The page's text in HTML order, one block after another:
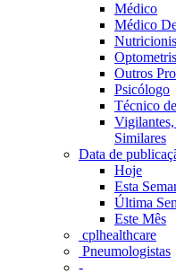
Médico
Médico
Outros
Psicólogo
Técnico
Vigilantes,
Similares
Data de
Hoje
Esta
Última
Este Mês
‎ cplhealthcare‬
Pneumologistas
-